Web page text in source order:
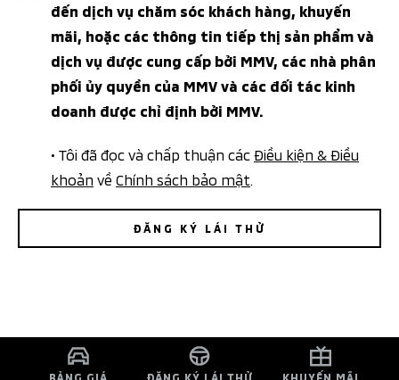
đến dịch vụ chăm sóc khách hàng, khuyến
mãi, hoặc các thông tin tiếp thị sản phẩm và
dịch vụ được cung cấp bởi MMV, các nhà phân
phối ủy quyền của MMV và các đối tác kinh
doanh được chỉ định bởi MMV.
• Tôi đã đọc và chấp thuận cácĐiều kiện & Điều
khoản về Chính sách bảo mật
ĐĂNG KÝ LÁI THỬ
BẢNG GIÁ ĐĂNG KÝ LÁI THỬ KHUYẾN MÃI